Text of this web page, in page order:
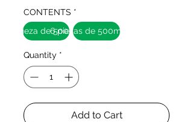
CONTENTS *
1 pieza de 500mL6 piezas de 500mL c/u
Quantity *
Add to Cart